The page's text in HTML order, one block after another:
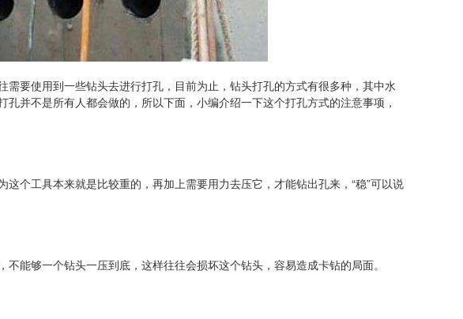
要使用到一些钻头去进行打孔，目前为止，钻头打孔的方式有很多种，其中水
并不是所有人都会做的，所以下面，小编介绍一下这个打孔方式的注意事项，
工具本来就是比较重的，再加上需要用力去压它，才能钻出孔来，“稳”可以说
够一个钻头一压到底，这样往往会损坏这个钻头，容易造成卡钻的局面。